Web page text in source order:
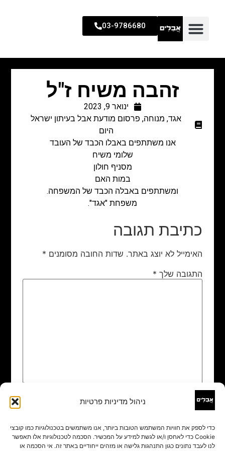
ניהול מדיניות פרטיות
כדי לספק את חוויות המשתמש הטובות ביותר, אנו משתמשים בטכנולוגיות כמו קובצי
Cookie כדי לאחסן ו/או לגשת למידע על המכשיר. הסכמה לטכנולוגיות אלו תאפשר
לנו לעבד נתונים כגון התנהגות גלישה או מזהים ייחודיים באתר זה. אי הסכמה או
03-9786680
זהבה משיח ז"ל
ינואר 9, 2023
אגד, מנוחה, פרסום מודעת אבל בעיתון ישראל
היום
אנו משתתפים באבלו הכבד של העובד
שלומי משיח
מסניף חולון
במות האם
ומשתתפים באבלה הכבד של המשפחה.
משפחת "אגד".
כתיבת תגובה
האימייל לא יוצג באתר. שדות החובה מסומנים *
התגובה שלך *
שם
אימייל*